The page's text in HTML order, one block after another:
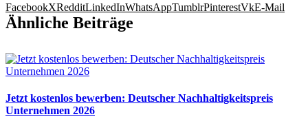
FacebookXRedditLinkedInWhatsAppTumblrPinterestVkE-Mail
Ähnliche Beiträge
Jetzt kostenlos bewerben: Deutscher Nachhaltigkeitspreis
Unternehmen 2026